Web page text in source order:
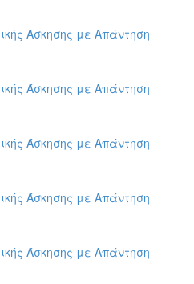
Άσκησης με Απάντηση
Άσκησης με Απάντηση
Άσκησης με Απάντηση
Άσκησης με Απάντηση
Άσκησης με Απάντηση